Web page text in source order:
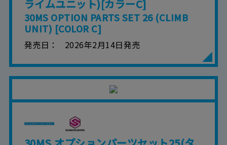
ライムユニット)[カラーC]
30MS OPTION PARTS SET 26 (CLIMB
UNIT) [COLOR C]
発売日 2026年2月14日発売